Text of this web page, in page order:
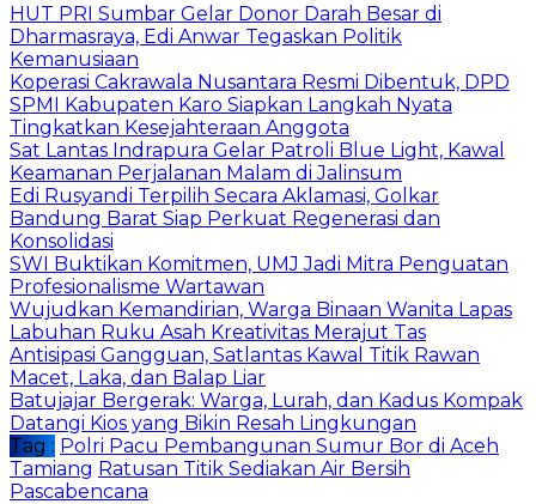
HUT PRI Sumbar Gelar Donor Darah Besar di
Dharmasraya, Edi Anwar Tegaskan Politik
Kemanusiaan
Koperasi Cakrawala Nusantara Resmi Dibentuk, DPD
SPMI Kabupaten Karo Siapkan Langkah Nyata
Tingkatkan Kesejahteraan Anggota
Sat Lantas Indrapura Gelar Patroli Blue Light, Kawal
Keamanan Perjalanan Malam di Jalinsum
Edi Rusyandi Terpilih Secara Aklamasi, Golkar
Bandung Barat Siap Perkuat Regenerasi dan
Konsolidasi
SWI Buktikan Komitmen, UMJ Jadi Mitra Penguatan
Profesionalisme Wartawan
Wujudkan Kemandirian, Warga Binaan Wanita Lapas
Labuhan Ruku Asah Kreativitas Merajut Tas
Antisipasi Gangguan, Satlantas Kawal Titik Rawan
Macet, Laka, dan Balap Liar
Batujajar Bergerak: Warga, Lurah, dan Kadus Kompak
Datangi Kios yang Bikin Resah Lingkungan
Tag : ‎Polri Pacu Pembangunan Sumur Bor di Aceh
Tamiang Ratusan Titik Sediakan Air Bersih
Pascabencana